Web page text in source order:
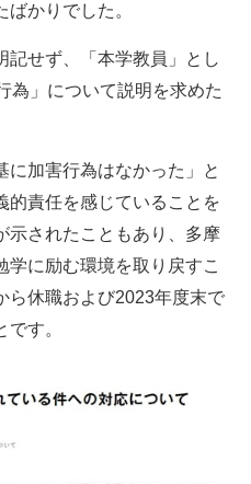
かりでした。
せず、「本学教員」とし
為」について説明を求めた
加害行為はなかった」と
的責任を感じていることを
示されたこともあり、多摩
学に励む環境を取り戻すこ
ら休職および2023年度末で
す。